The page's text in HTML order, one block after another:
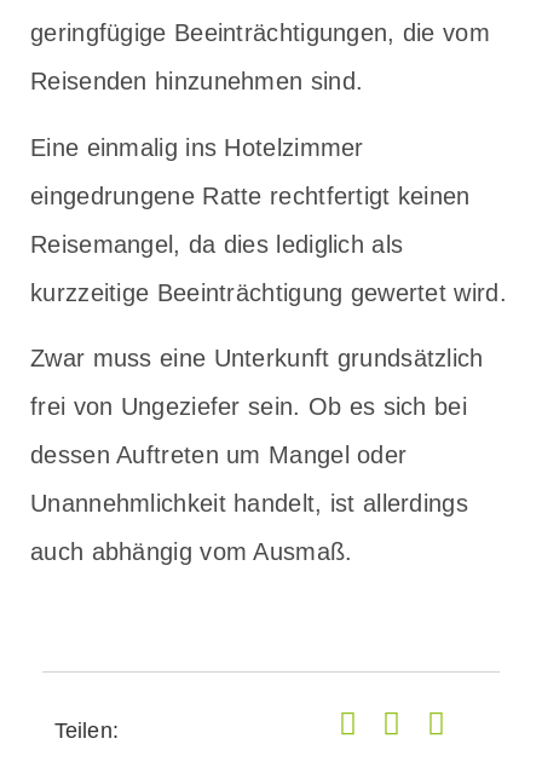
geringfügige Beeinträchtigungen, die vom
Reisenden hinzunehmen sind.
Eine einmalig ins Hotelzimmer
eingedrungene Ratte rechtfertigt keinen
Reisemangel, da dies lediglich als
kurzzeitige Beeinträchtigung gewertet wird.
Zwar muss eine Unterkunft grundsätzlich
frei von Ungeziefer sein. Ob es sich bei
dessen Auftreten um Mangel oder
Unannehmlichkeit handelt, ist allerdings
auch abhängig vom Ausmaß.
Teilen: